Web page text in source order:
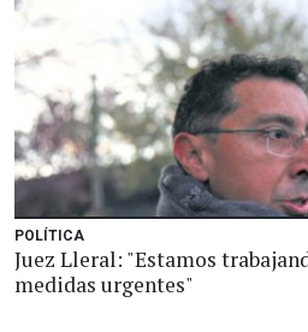
POLÍTICA
Juez Lleral: "Estamos
medidas urgentes"